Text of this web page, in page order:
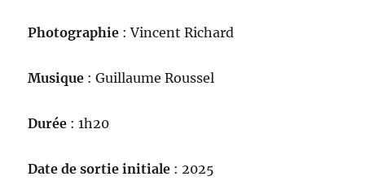
Photographie : Vincent Richard
Musique : Guillaume Roussel
Durée : 1h20
Date de sortie initiale : 2025